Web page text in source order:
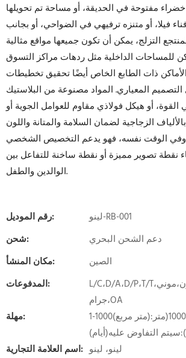
مفتوحة في الحديقة، أو مساحة تم تحويلها
فيلا، أو متنزه ترفيهي في الضواحي، أو بجانب
التزلج، يمكن أن تكون جميعها مواقع مثالية
للمساحات الداخلية مثل ردهات مراكز التسوق
ذات الطابع الخاص أيضًا تحقيق تخطيطات
التصميم المعياري. المواد مصنوعة من البلاستيك
القوة، أو هيكل فولاذي مقاوم للعوامل الجوية أو
الزجاجية لضمان السلامة والمتانة واللون
وفي الوقت نفسه، فهو يدعم التخصيص الشخصي
نقطة تصوير مميزة أو نقطة ساخنة للتفاعل بين
الوالدين والطفل.
رقم الموديل:
لينو-RB-001
شحن:
دعم الشحن البحري
مكان المنشأ:
الصين
المدفوعات:
L/C،D/A،D/P،T/T،ويسترن يونيون،موني
جرام،OA
مهلة:
1-1000(متر مربع):15(أيام)،>1000(متر
التفاوض عليه(أيام)
اسم العلامة التجارية: لينو، لينو